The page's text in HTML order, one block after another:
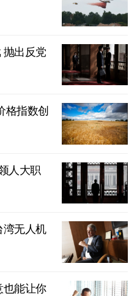
抛出反党
格指数创
人大职
湾无人机
也能让你